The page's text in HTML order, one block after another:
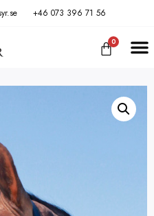
+46 073 396 71 56
0